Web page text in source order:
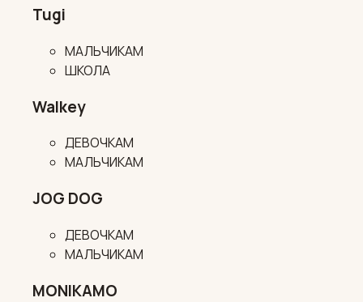
Tugi
МАЛЬЧИКАМ
ШКОЛА
Walkey
ДЕВОЧКАМ
МАЛЬЧИКАМ
JOG DOG
ДЕВОЧКАМ
МАЛЬЧИКАМ
MONIKAMO